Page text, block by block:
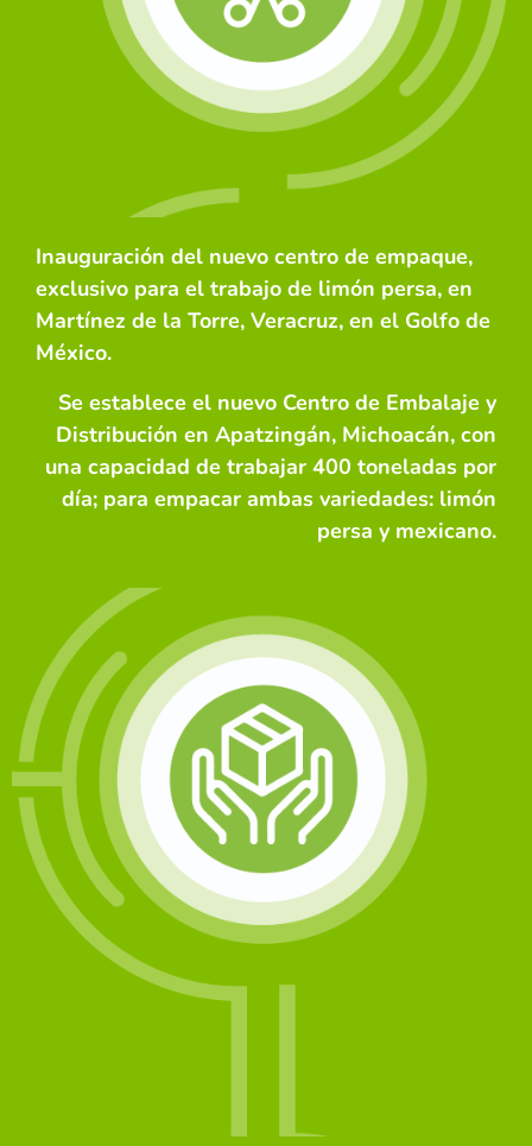
Inauguración del nuevo centro de empaque,
exclusivo para el trabajo de limón persa, en
Martínez de la Torre, Veracruz, en el Golfo de
México.
Se establece el nuevo Centro de Embalaje y
Distribución en Apatzingán, Michoacán, con
una capacidad de trabajar 400 toneladas por
día; para empacar ambas variedades: limón
persa y mexicano.